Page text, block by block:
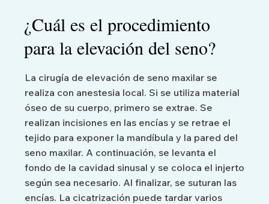
¿Cuál es el procedimiento
para la elevación del seno?
La cirugía de elevación de seno maxilar se
realiza con anestesia local. Si se utiliza material
óseo de su cuerpo, primero se extrae. Se
realizan incisiones en las encías y se retrae el
tejido para exponer la mandíbula y la pared del
seno maxilar. A continuación, se levanta el
fondo de la cavidad sinusal y se coloca el injerto
según sea necesario. Al finalizar, se suturan las
encías. La cicatrización puede tardar varios